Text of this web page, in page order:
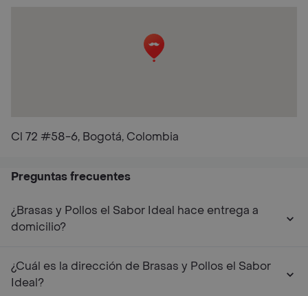
Cl 72 #58-6, Bogotá, Colombia
Preguntas frecuentes
¿Brasas y Pollos el Sabor Ideal hace entrega a
domicilio?
¿Cuál es la dirección de Brasas y Pollos el Sabor
Ideal?